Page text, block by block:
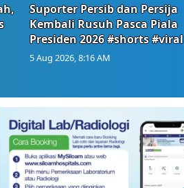
Suporter Persib dan Persija
Kembali Rusuh Pasca Piala
Presiden 2026 #shorts #viral
5 Aug 2026, 8:16 AM